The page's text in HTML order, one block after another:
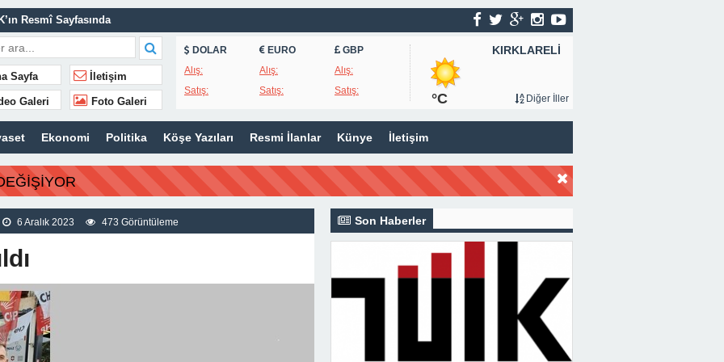
Resmî Sayfasında
Ziyareti
Yatırıldı
Eğitim Planlaması Masaya Yatırıldı
Nedeni Dolaşım Sistemi Hastalıkları
Sayfa İletişim
Galeri Foto Galeri
DOLAR
Alış:
Satış:
EURO
Alış:
Satış:
GBP
Alış:
Satış:
KIRKLARELİ
°C Diğer İller
Ekonomi Politika Köşe Yazıları Resmi İlanlar Künye İletişim
6 Aralık 2023 473 Görüntüleme Son Haberler